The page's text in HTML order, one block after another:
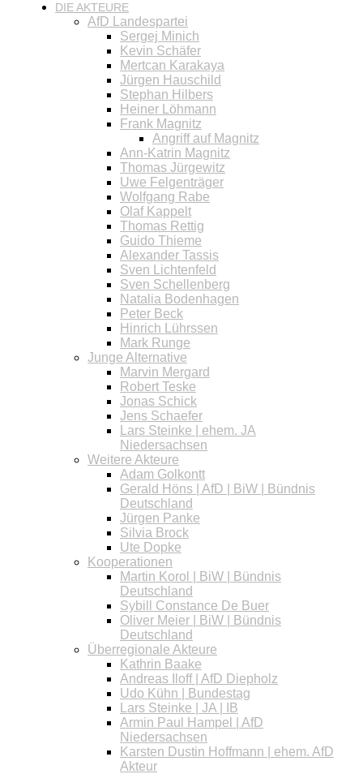
DIE AKTEURE
AfD Landespartei
Sergej Minich
Kevin Schäfer
Mertcan Karakaya
Jürgen Hauschild
Stephan Hilbers
Heiner Löhmann
Frank Magnitz
Angriff auf Magnitz
Ann-Katrin Magnitz
Thomas Jürgewitz
Uwe Felgenträger
Wolfgang Rabe
Olaf Kappelt
Thomas Rettig
Guido Thieme
Alexander Tassis
Sven Lichtenfeld
Sven Schellenberg
Natalia Bodenhagen
Peter Beck
Hinrich Lührssen
Mark Runge
Junge Alternative
Marvin Mergard
Robert Teske
Jonas Schick
Jens Schaefer
Lars Steinke | ehem. JA
Niedersachsen
Weitere Akteure
Adam Golkontt
Gerald Höns | AfD | BiW | Bündnis
Deutschland
Jürgen Panke
Silvia Brock
Ute Dopke
Kooperationen
Martin Korol | BiW | Bündnis
Deutschland
Sybill Constance De Buer
Oliver Meier | BiW | Bündnis
Deutschland
Überregionale Akteure
Kathrin Baake
Andreas Iloff | AfD Diepholz
Udo Kühn | Bundestag
Lars Steinke | JA | IB
Armin Paul Hampel | AfD
Niedersachsen
Karsten Dustin Hoffmann | ehem. AfD
Akteur